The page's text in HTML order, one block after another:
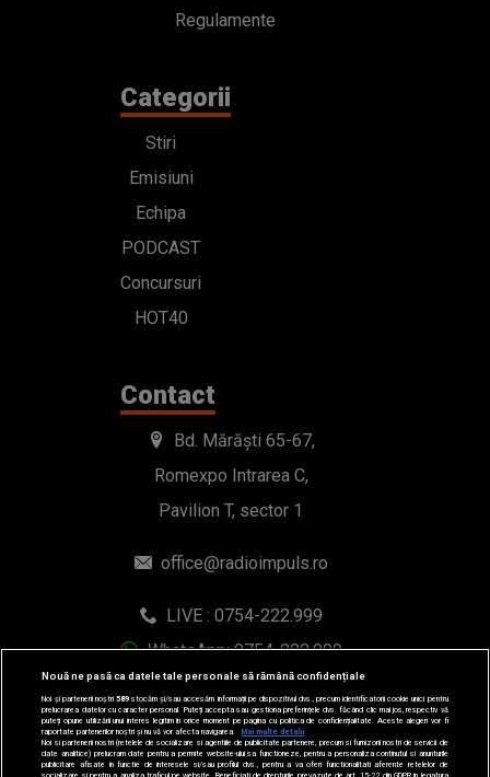
Regulamente
Categorii
Stiri
Emisiuni
Echipa
PODCAST
Concursuri
HOT40
Contact
Bd. Mărăști 65-67,
Romexpo Intrarea C,
Pavilion T, sector 1
office@radioimpuls.ro
LIVE : 0754-222.999
WhatsApp: 0754-222.999
Nouă ne pasă ca datele tale personale să rămână confidențiale
Noi și partenerii noștri589stocăm și/sau accesăm informații pe dispozitivul dvs., precum identificatorii cookie unici pentru
prelucrarea datelor cu caracter personal. Puteți accepta sau gestiona preferințele dvs. făcând clic mai jos, respectiv vă
puteți opune utilizării unui interes legitim în orice moment pe pagina cu politica de confidențialitate. Aceste alegeri vor fi
raportate partenerilor noștri și nu vă vor afecta navigarea.
Mai multe detalii
Noi si partenerii nostri (retelele de socializare si agentiile de publicitate partenere, precum si furnizorii nostri de servicii de
date analitice) prelucram date pentru a permite website-ului sa functioneze, pentru a personaliza continutul si anunturile
publicitare afisate in functie de interesele si/sau profilul dvs., pentru a va oferi functionalitati aferente retelelor de
socializare si pentru a analiza traficul pe website. Beneficiati de drepturile prevazute de art. 15-22 din GDPR in legatura